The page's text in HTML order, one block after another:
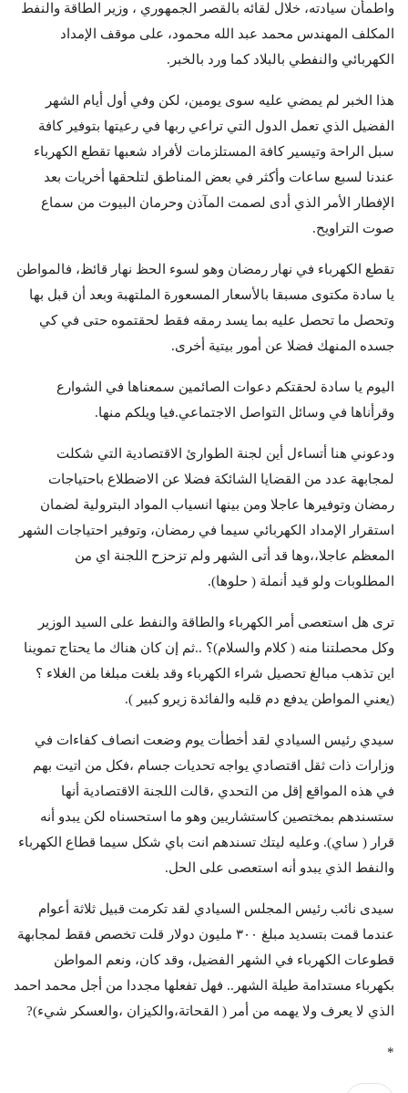
واطمأن سيادته، خلال لقائه بالقصر الجمهوري ، وزير الطاقة والنفط
المكلف المهندس محمد عبد الله محمود، على موقف الإمداد
الكهربائي والنفطي بالبلاد كما ورد بالخبر.
هذا الخبر لم يمضي عليه سوى يومين، لكن وفي أول أيام الشهر
الفضيل الذي تعمل الدول التي تراعي ربها في رعيتها بتوفير كافة
سبل الراحة وتيسير كافة المستلزمات لأفراد شعبها تقطع الكهرباء
عندنا لسبع ساعات وأكثر في بعض المناطق لتلحقها أخريات بعد
الإفطار الأمر الذي أدى لصمت المآذن وحرمان البيوت من سماع
صوت التراويح.
تقطع الكهرباء في نهار رمضان وهو لسوء الحظ نهار قائظ، فالمواطن
يا سادة مكتوى مسبقا بالأسعار المسعورة الملتهبة وبعد أن قبل بها
وتحصل ما تحصل عليه بما يسد رمقه فقط لحقتموه حتى في كي
جسده المنهك فضلا عن أمور بيتية أخرى.
اليوم يا سادة لحقتكم دعوات الصائمين سمعناها في الشوارع
وقرأناها في وسائل التواصل الاجتماعي.فيا ويلكم منها.
ودعوني هنا أتساءل أين لجنة الطوارئ الاقتصادية التي شكلت
لمجابهة عدد من القضايا الشائكة فضلا عن الاضطلاع باحتياجات
رمضان وتوفيرها عاجلا ومن بينها انسياب المواد البترولية لضمان
استقرار الإمداد الكهربائي سيما في رمضان، وتوفير احتياجات الشهر
المعظم عاجلا،،وها قد أتى الشهر ولم تزحزح اللجنة اي من
المطلوبات ولو قيد أنملة ( حلوها).
ترى هل استعصى أمر الكهرباء والطاقة والنفط على السيد الوزير
وكل محصلتنا منه ( كلام والسلام)؟ ..ثم إن كان هناك ما يحتاج تموينا
اين تذهب مبالغ تحصيل شراء الكهرباء وقد بلغت مبلغا من الغلاء ؟
(يعني المواطن يدفع دم قلبه والفائدة زيرو كبير ).
سيدي رئيس السيادي لقد أخطأت يوم وضعت انصاف كفاءات في
وزارات ذات ثقل اقتصادي يواجه تحديات جسام ،فكل من اتيت بهم
في هذه المواقع إقل من التحدي ،قالت اللجنة الاقتصادية أنها
ستسندهم بمختصين كاستشاريين وهو ما استحسناه لكن يبدو أنه
قرار ( ساي). وعليه ليتك تسندهم انت باي شكل سيما قطاع الكهرباء
والنفط الذي يبدو أنه استعصى على الحل.
سيدى نائب رئيس المجلس السيادي لقد تكرمت قبيل ثلاثة أعوام
عندما قمت بتسديد مبلغ ٣٠٠ مليون دولار قلت تخصص فقط لمجابهة
قطوعات الكهرباء في الشهر الفضيل، وقد كان، ونعم المواطن
بكهرباء مستدامة طيلة الشهر.. فهل تفعلها مجددا من أجل محمد احمد
الذي لا يعرف ولا يهمه من أمر ( القحاتة،والكيزان ،والعسكر شيء)?
*